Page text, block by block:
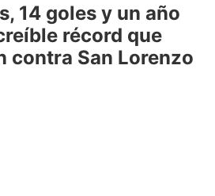
14 goles y un año
récord que
contra San Lorenzo